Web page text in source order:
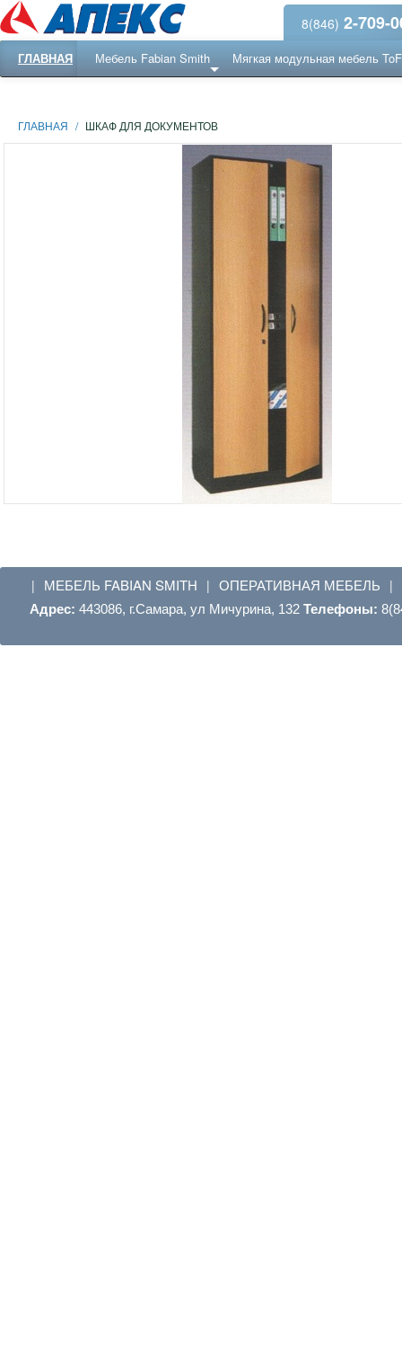
8(846) 2-709-
ГЛАВНАЯ Мебель Fabian Smith Мягкая модульная мебель
ГЛАВНАЯ / ШКАФ ДЛЯ ДОКУМЕНТОВ
| МЕБЕЛЬ FABIAN SMITH | ОПЕРАТИВНАЯ МЕБЕЛЬ |
Адрес: 443086, г.Самара, ул Мичурина, 132 Телефоны: